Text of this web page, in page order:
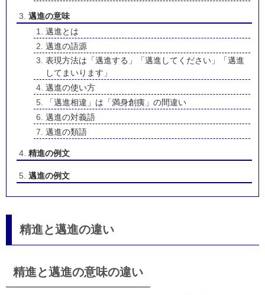
邁進の意味
邁進とは
邁進の語源
表現方法は「邁進する」「邁進してください」「邁進
してまいります」
邁進の使い方
「邁進相違」は「満身創痍」の間違い
邁進の対義語
邁進の類語
精進の例文
邁進の例文
精進と邁進の違い
精進と邁進の意味の違い